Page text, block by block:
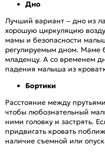
Дно
Лучший вариант – дно из
хорошую циркуляцию
мамы и безопасности
регулируемым дном. Маме
младенцу. А со временем
падения малыша из
Бортики
Расстояние между
чтобы любознательный
ними головку и застрять.
придвигать кровать
наличие съемной или